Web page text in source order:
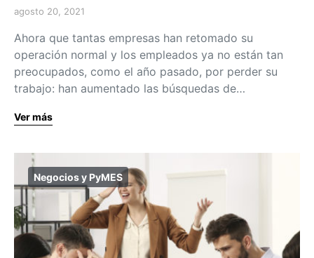
agosto 20, 2021
Ahora que tantas empresas han retomado su
operación normal y los empleados ya no están tan
preocupados, como el año pasado, por perder su
trabajo: han aumentado las búsquedas de…
Ver más
Negocios y PyMES